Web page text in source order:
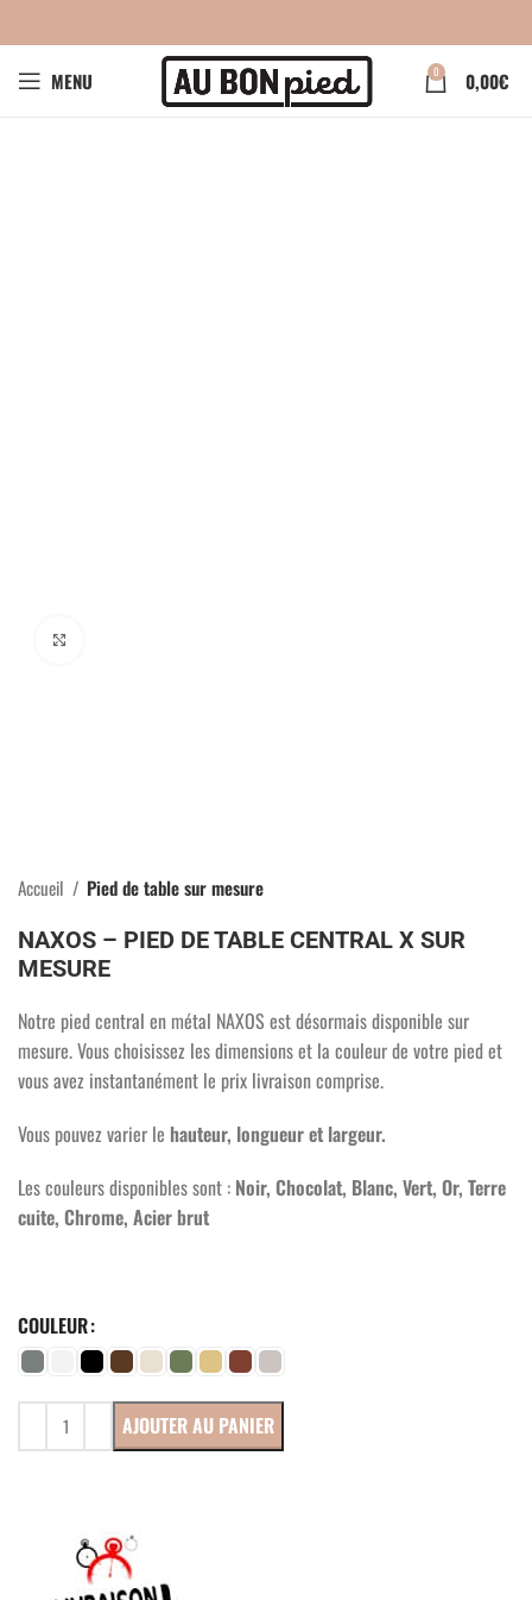
MENU 0 0,00€
Accueil Pied de table sur mesure
NAXOS – PIED DE TABLE CENTRAL X SUR
MESURE
Notre pied central en métal NAXOS est désormais disponible sur
mesure. Vous choisissez les dimensions et la couleur de votre pied et
vous avez instantanément le prix livraison comprise.
Vous pouvez varier le hauteur, longueur et largeur.
Les couleurs disponibles sont : Noir, Chocolat, Blanc, Vert, Or, Terre
cuite, Chrome, Acier brut
COULEUR
AJOUTER AU PANIER